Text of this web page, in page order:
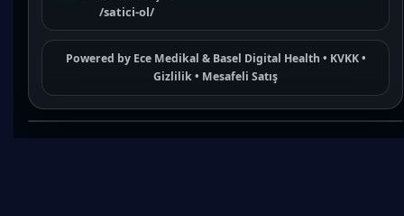
/satici-ol/
Powered by Ece Medikal & Basel Digital Health • KVKK•
Gizlilik• Mesafeli Satış